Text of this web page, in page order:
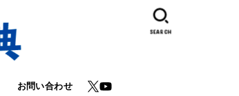
お問い合わせ
SEARCH